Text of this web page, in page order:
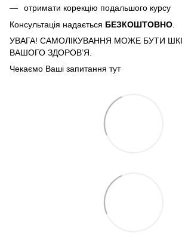
отримати корекцію подальшого курсу
Консультація надається БЕЗКОШТОВНО
УВАГА! САМОЛІКУВАННЯ МОЖЕ БУТИ
ВАШОГО ЗДОРОВ’Я.
Чекаємо Ваші запитання тут